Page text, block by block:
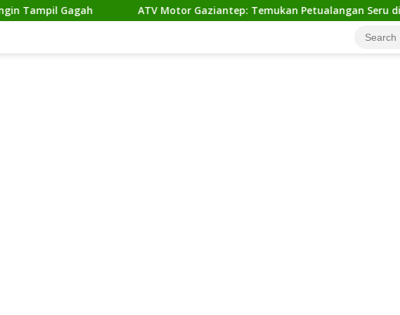
Gagah ATV Motor Gaziantep: Temukan Petualangan Seru di Turki